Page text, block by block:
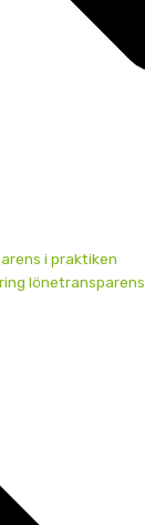
i praktiken
lönetransparens